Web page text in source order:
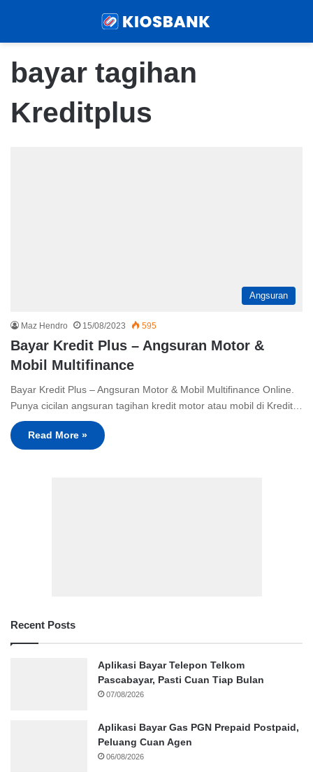
bayar tagihan
Kreditplus
Angsuran
Maz Hendro 15/08/2023 595
Bayar Kredit Plus – Angsuran Motor &
Mobil Multifinance
Bayar Kredit Plus – Angsuran Motor & Mobil Multifinance Online.
Punya cicilan angsuran tagihan kredit motor atau mobil di Kredit…
Read More »
Recent Posts
Aplikasi Bayar Telepon Telkom
Pascabayar, Pasti Cuan Tiap Bulan
07/08/2026
Aplikasi Bayar Gas PGN Prepaid Postpaid,
Peluang Cuan Agen
06/08/2026